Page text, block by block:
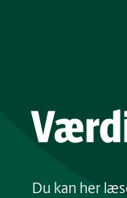
Du kan her